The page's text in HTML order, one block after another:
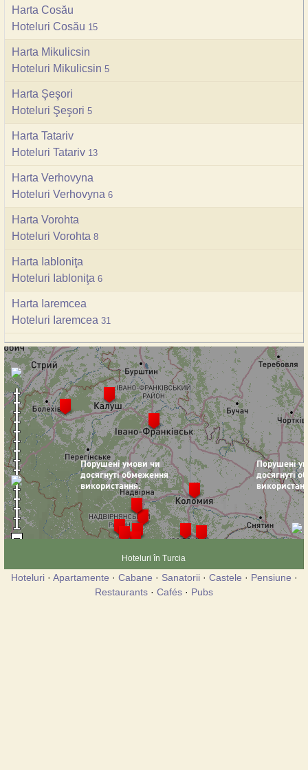
Harta Cosău
Hoteluri Cosău 15
Harta Mikulicsin
Hoteluri Mikulicsin 5
Harta Şeşori
Hoteluri Şeşori 5
Harta Tatariv
Hoteluri Tatariv 13
Harta Verhovyna
Hoteluri Verhovyna 6
Harta Vorohta
Hoteluri Vorohta 8
Harta Iabloniţa
Hoteluri Iabloniţa 6
Harta Iaremcea
Hoteluri Iaremcea 31
Hoteluri în Turcia
Hoteluri· Apartamente · Cabane · Sanatorii· Castele · Pensiune ·
Restaurants · Cafés · Pubs